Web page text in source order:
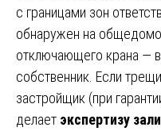
с границами зон
обнаружен на
отключающего крана —
собственник. Если
застройщик (при
делает экспертизу